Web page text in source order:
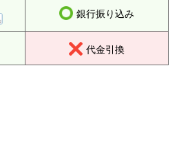
銀行振り込み
代金引換